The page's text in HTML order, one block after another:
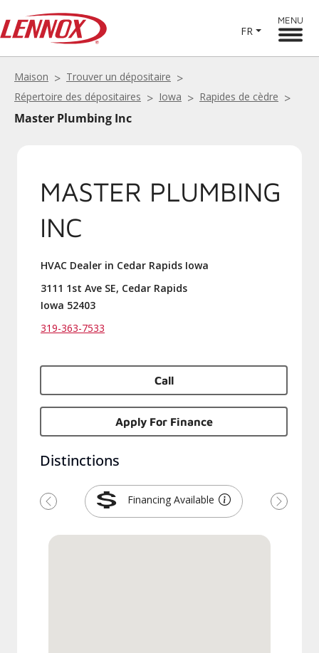
FR
MENU
Maison
Trouver un dépositaire
Répertoire des dépositaires
Iowa Rapides de cèdre
Master Plumbing Inc
MASTER PLUMBING
INC
HVAC Dealer in Cedar Rapids Iowa
3111 1st Ave SE, Cedar Rapids
Iowa 52403
319-363-7533
Call
Apply For Finance
Distinctions
Financing Available
Previous Next